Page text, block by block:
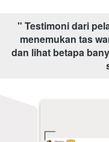
" Testimoni dari
menemukan tas
dan lihat betapa